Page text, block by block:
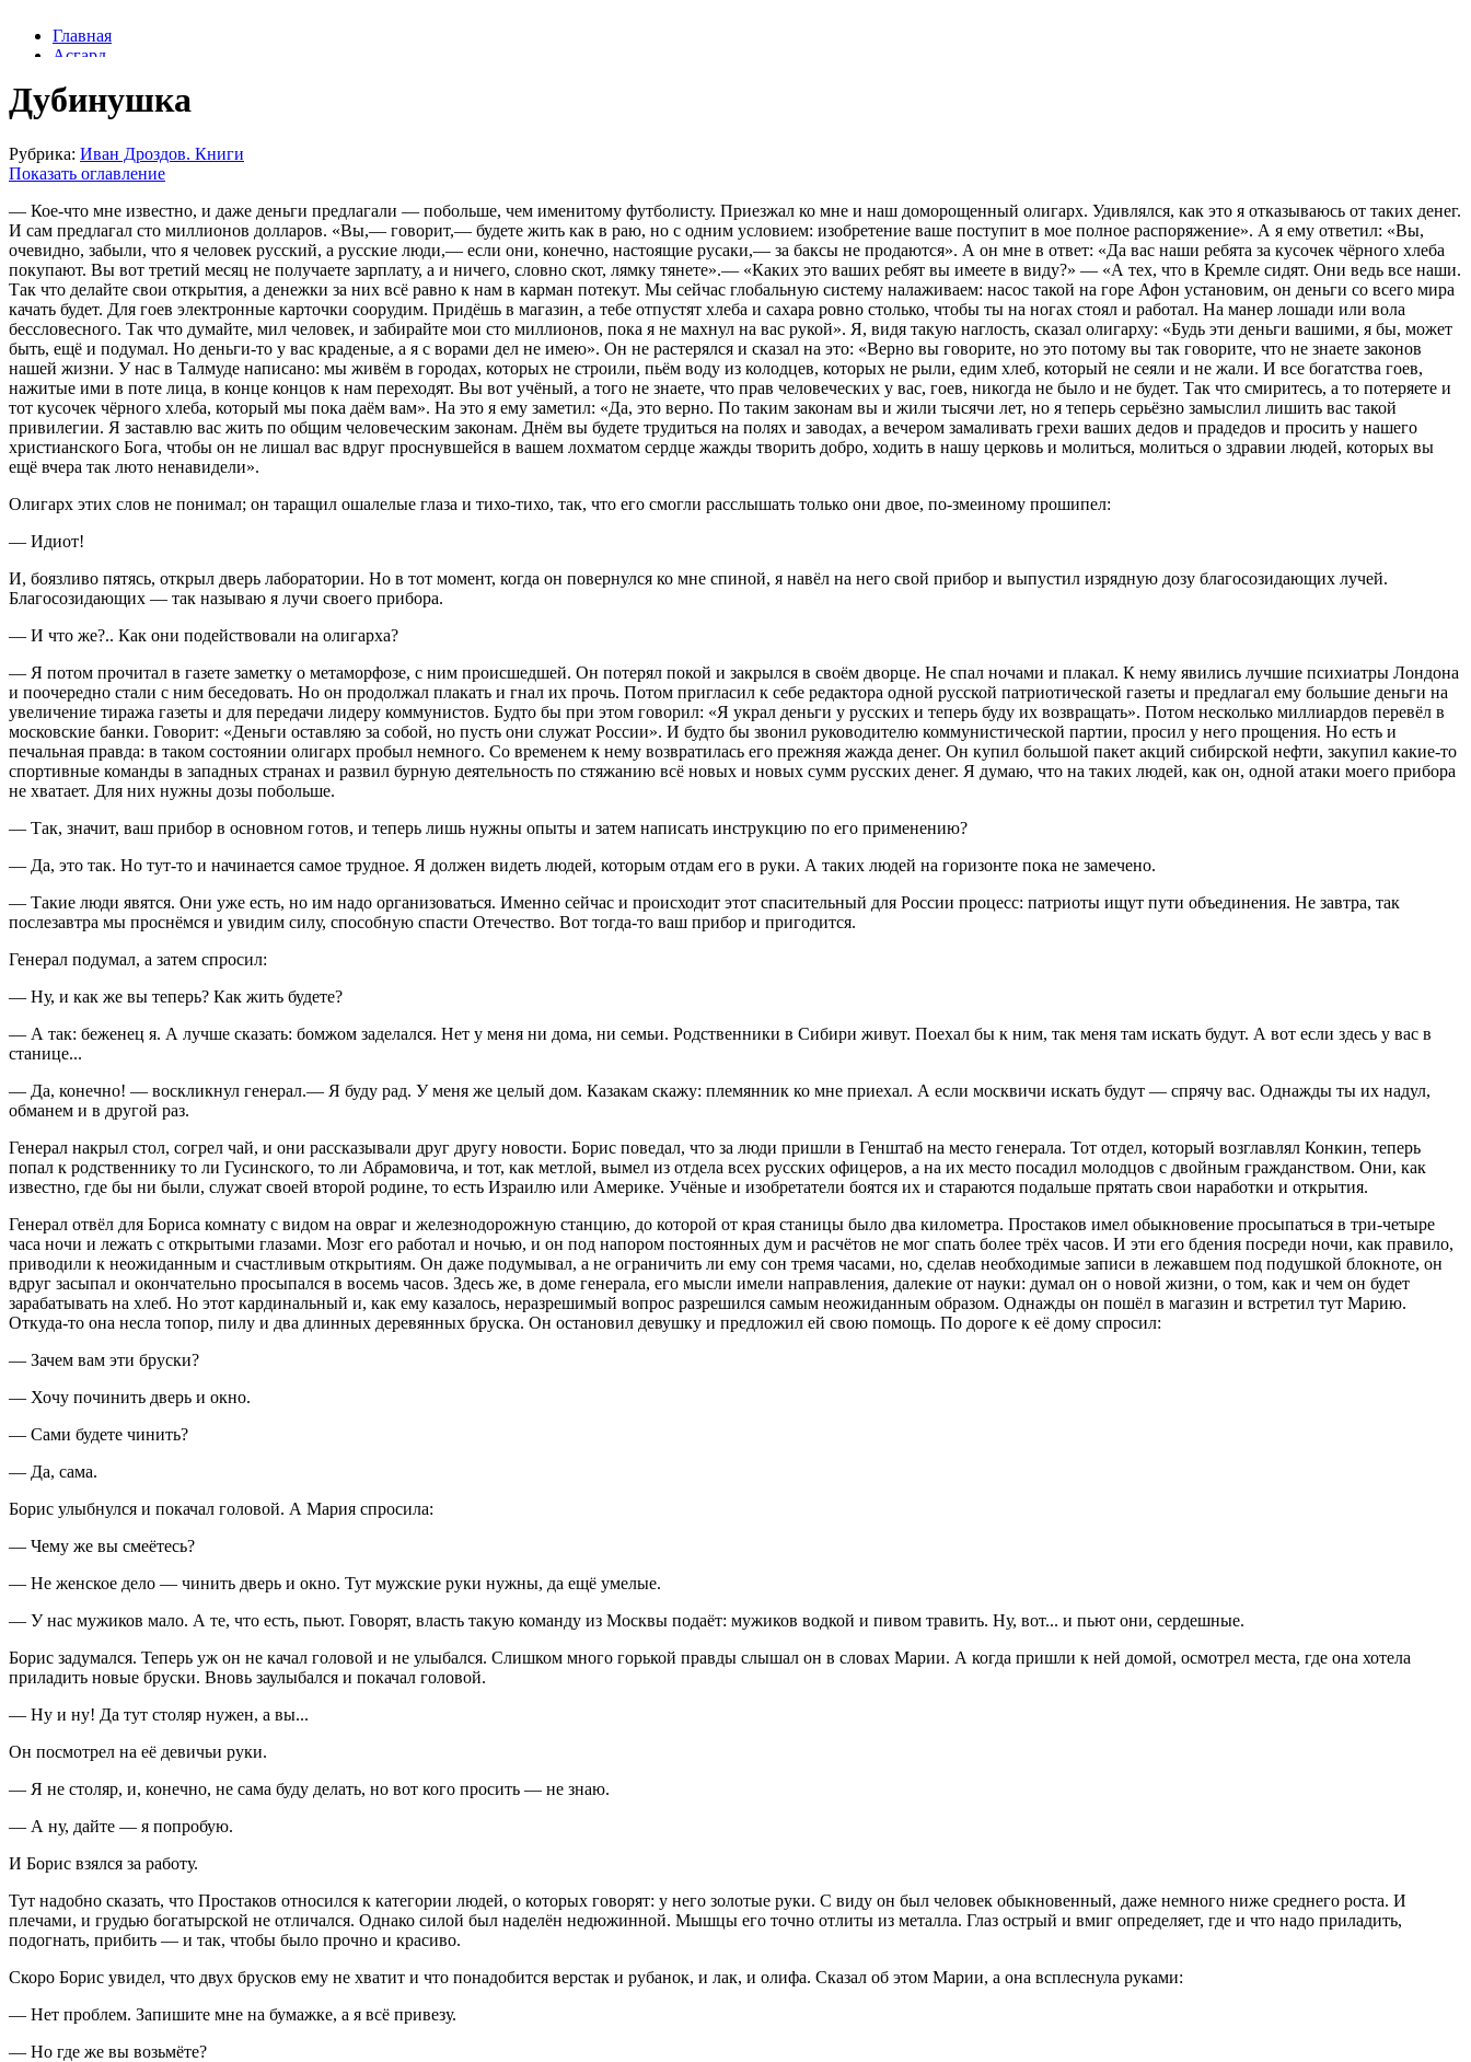
Дубинушка
Рубрика: Иван Дроздов. Книги
Показать оглавление
— Кое-что мне известно, и даже деньги предлагали — побольше, чем именитому футболисту. Приезжал ко мне и наш доморощенный олигарх. Удивлялся, как это я отказываюсь от таких денег.
И сам предлагал сто миллионов долларов. «Вы,— говорит,— будете жить как в раю, но с одним условием: изобретение ваше поступит в мое полное распоряжение». А я ему ответил: «Вы,
очевидно, забыли, что я человек русский, а русские люди,— если они, конечно, настоящие русаки,— за баксы не продаются». А он мне в ответ: «Да вас наши ребята за кусочек чёрного хлеба
покупают. Вы вот третий месяц не получаете зарплату, а и ничего, словно скот, лямку тянете».— «Каких это ваших ребят вы имеете в виду?» — «А тех, что в Кремле сидят. Они ведь все наши.
Так что делайте свои открытия, а денежки за них всё равно к нам в карман потекут. Мы сейчас глобальную систему налаживаем: насос такой на горе Афон установим, он деньги со всего мира
качать будет. Для гоев электронные карточки соорудим. Придёшь в магазин, а тебе отпустят хлеба и сахара ровно столько, чтобы ты на ногах стоял и работал. На манер лошади или вола
бессловесного. Так что думайте, мил человек, и забирайте мои сто миллионов, пока я не махнул на вас рукой». Я, видя такую наглость, сказал олигарху: «Будь эти деньги вашими, я бы, может
быть, ещё и подумал. Но деньги-то у вас краденые, а я с ворами дел не имею». Он не растерялся и сказал на это: «Верно вы говорите, но это потому вы так говорите, что не знаете законов
нашей жизни. У нас в Талмуде написано: мы живём в городах, которых не строили, пьём воду из колодцев, которых не рыли, едим хлеб, который не сеяли и не жали. И все богатства гоев,
нажитые ими в поте лица, в конце концов к нам переходят. Вы вот учёный, а того не знаете, что прав человеческих у вас, гоев, никогда не было и не будет. Так что смиритесь, а то потеряете и
тот кусочек чёрного хлеба, который мы пока даём вам». На это я ему заметил: «Да, это верно. По таким законам вы и жили тысячи лет, но я теперь серьёзно замыслил лишить вас такой
привилегии. Я заставлю вас жить по общим человеческим законам. Днём вы будете трудиться на полях и заводах, а вечером замаливать грехи ваших дедов и прадедов и просить у нашего
христианского Бога, чтобы он не лишал вас вдруг проснувшейся в вашем лохматом сердце жажды творить добро, ходить в нашу церковь и молиться, молиться о здравии людей, которых вы
ещё вчера так люто ненавидели».
Олигарх этих слов не понимал; он таращил ошалелые глаза и тихо-тихо, так, что его смогли расслышать только они двое, по-змеиному прошипел:
— Идиот!
И, боязливо пятясь, открыл дверь лаборатории. Но в тот момент, когда он повернулся ко мне спиной, я навёл на него свой прибор и выпустил изрядную дозу благосозидающих лучей.
Благосозидающих — так называю я лучи своего прибора.
— И что же?.. Как они подействовали на олигарха?
— Я потом прочитал в газете заметку о метаморфозе, с ним происшедшей. Он потерял покой и закрылся в своём дворце. Не спал ночами и плакал. К нему явились лучшие психиатры Лондона
и поочередно стали с ним беседовать. Но он продолжал плакать и гнал их прочь. Потом пригласил к себе редактора одной русской патриотической газеты и предлагал ему большие деньги на
увеличение тиража газеты и для передачи лидеру коммунистов. Будто бы при этом говорил: «Я украл деньги у русских и теперь буду их возвращать». Потом несколько миллиардов перевёл в
московские банки. Говорит: «Деньги оставляю за собой, но пусть они служат России». И будто бы звонил руководителю коммунистической партии, просил у него прощения. Но есть и
печальная правда: в таком состоянии олигарх пробыл немного. Со временем к нему возвратилась его прежняя жажда денег. Он купил большой пакет акций сибирской нефти, закупил какие-то
спортивные команды в западных странах и развил бурную деятельность по стяжанию всё новых и новых сумм русских денег. Я думаю, что на таких людей, как он, одной атаки моего прибора
не хватает. Для них нужны дозы побольше.
— Так, значит, ваш прибор в основном готов, и теперь лишь нужны опыты и затем написать инструкцию по его применению?
— Да, это так. Но тут-то и начинается самое трудное. Я должен видеть людей, которым отдам его в руки. А таких людей на горизонте пока не замечено.
— Такие люди явятся. Они уже есть, но им надо организоваться. Именно сейчас и происходит этот спасительный для России процесс: патриоты ищут пути объединения. Не завтра, так
послезавтра мы проснёмся и увидим силу, способную спасти Отечество. Вот тогда-то ваш прибор и пригодится.
Генерал подумал, а затем спросил:
— Ну, и как же вы теперь? Как жить будете?
— А так: беженец я. А лучше сказать: бомжом заделался. Нет у меня ни дома, ни семьи. Родственники в Сибири живут. Поехал бы к ним, так меня там искать будут. А вот если здесь у вас в
станице...
— Да, конечно! — воскликнул генерал.— Я буду рад. У меня же целый дом. Казакам скажу: племянник ко мне приехал. А если москвичи искать будут — спрячу вас. Однажды ты их надул,
обманем и в другой раз.
Генерал накрыл стол, согрел чай, и они рассказывали друг другу новости. Борис поведал, что за люди пришли в Генштаб на место генерала. Тот отдел, который возглавлял Конкин, теперь
попал к родственнику то ли Гусинского, то ли Абрамовича, и тот, как метлой, вымел из отдела всех русских офицеров, а на их место посадил молодцов с двойным гражданством. Они, как
известно, где бы ни были, служат своей второй родине, то есть Израилю или Америке. Учёные и изобретатели боятся их и стараются подальше прятать свои наработки и открытия.
Генерал отвёл для Бориса комнату с видом на овраг и железнодорожную станцию, до которой от края станицы было два километра. Простаков имел обыкновение просыпаться в три-четыре
часа ночи и лежать с открытыми глазами. Мозг его работал и ночью, и он под напором постоянных дум и расчётов не мог спать более трёх часов. И эти его бдения посреди ночи, как правило,
приводили к неожиданным и счастливым открытиям. Он даже подумывал, а не ограничить ли ему сон тремя часами, но, сделав необходимые записи в лежавшем под подушкой блокноте, он
вдруг засыпал и окончательно просыпался в восемь часов. Здесь же, в доме генерала, его мысли имели направления, далекие от науки: думал он о новой жизни, о том, как и чем он будет
зарабатывать на хлеб. Но этот кардинальный и, как ему казалось, неразрешимый вопрос разрешился самым неожиданным образом. Однажды он пошёл в магазин и встретил тут Марию.
Откуда-то она несла топор, пилу и два длинных деревянных бруска. Он остановил девушку и предложил ей свою помощь. По дороге к её дому спросил:
— Зачем вам эти бруски?
— Хочу починить дверь и окно.
— Сами будете чинить?
— Да, сама.
Борис улыбнулся и покачал головой. А Мария спросила:
— Чему же вы смеётесь?
— Не женское дело — чинить дверь и окно. Тут мужские руки нужны, да ещё умелые.
— У нас мужиков мало. А те, что есть, пьют. Говорят, власть такую команду из Москвы подаёт: мужиков водкой и пивом травить. Ну, вот... и пьют они, сердешные.
Борис задумался. Теперь уж он не качал головой и не улыбался. Слишком много горькой правды слышал он в словах Марии. А когда пришли к ней домой, осмотрел места, где она хотела
приладить новые бруски. Вновь заулыбался и покачал головой.
— Ну и ну! Да тут столяр нужен, а вы...
Он посмотрел на её девичьи руки.
— Я не столяр, и, конечно, не сама буду делать, но вот кого просить — не знаю.
— А ну, дайте — я попробую.
И Борис взялся за работу.
Тут надобно сказать, что Простаков относился к категории людей, о которых говорят: у него золотые руки. С виду он был человек обыкновенный, даже немного ниже среднего роста. И
плечами, и грудью богатырской не отличался. Однако силой был наделён недюжинной. Мышцы его точно отлиты из металла. Глаз острый и вмиг определяет, где и что надо приладить,
подогнать, прибить — и так, чтобы было прочно и красиво.
Скоро Борис увидел, что двух брусков ему не хватит и что понадобится верстак и рубанок, и лак, и олифа. Сказал об этом Марии, а она всплеснула руками:
— Нет проблем. Запишите мне на бумажке, а я всё привезу.
— Но где же вы возьмёте?